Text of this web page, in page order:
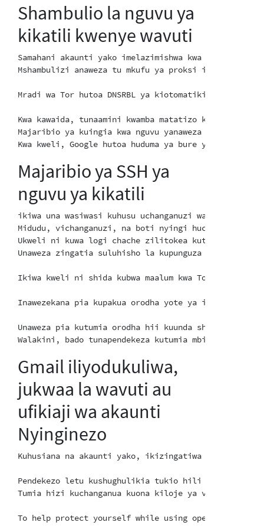
Shambulio la nguvu ya
kikatili kwenye wavuti
Samahani akaunti yako imelazimishwa kwa ukatili.
Mshambulizi anaweza tu mkufu ya proksi iliyo wazi
Mradi wa Tor hutoa DNSRBL ya kiotomatiki
Kwa kawaida, tunaamini kwamba matatizo kama haya
Majaribio ya kuingia kwa nguvu yanaweza
Majaribio ya SSH ya
nguvu ya kikatili
ikiwa una wasiwasi kuhusu uchanganuzi wa SSH,
Midudu, vichanganuzi, na boti nyingi huchanganua
Ukweli ni kuwa logi chache zilitokea kutoka kwa Tor
Unaweza zingatia suluhisho la kupunguza
Ikiwa kweli ni shida kubwa maalum kwa Tor, mradi
Inawezekana pia kupakua orodha yote ya itififaki ya
Unaweza pia kutumia orodha hii kuunda sheria za
Gmail iliyodukuliwa,
jukwaa la wavuti au
ufikiaji wa akaunti
Nyinginezo
Kuhusiana na akaunti yako, ikizingatiwa kuwa
Pendekezo letu kushughulikia tukio hili kama
Tumia hizi kuchanganua kuona kiloje ya vitufe au